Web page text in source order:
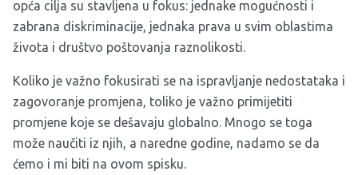
opća cilja su stavljena u fokus: jednake mogućnosti i
zabrana diskriminacije, jednaka prava u svim oblastima
života i društvo poštovanja raznolikosti.
Koliko je važno fokusirati se na ispravljanje nedostataka i
zagovoranje promjena, toliko je važno primijetiti
promjene koje se dešavaju globalno. Mnogo se toga
može naučiti iz njih, a naredne godine, nadamo se da
ćemo i mi biti na ovom spisku.